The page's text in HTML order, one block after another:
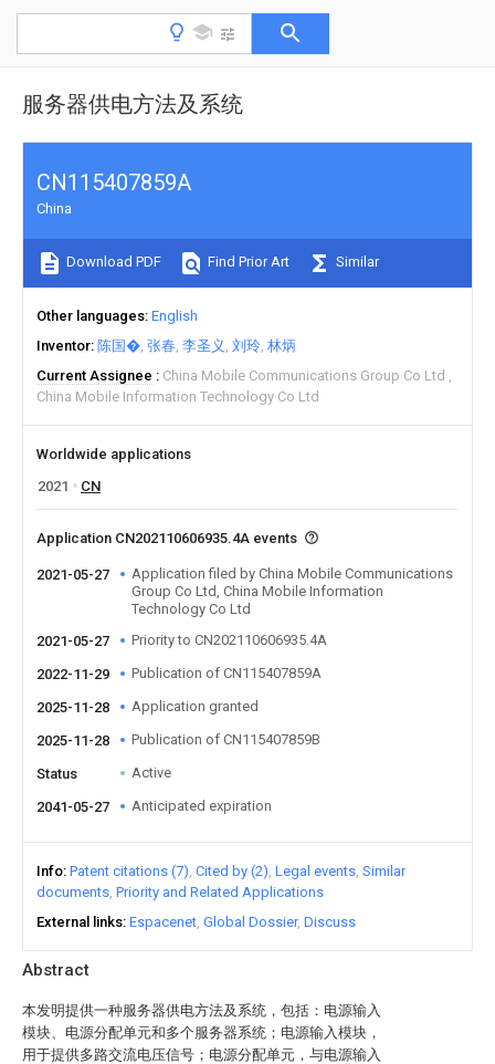
服务器供电方法及系统
Abstract
本发明提供一种服务器供电方法及系统，包括：电源输入
模块、电源分配单元和多个服务器系统；电源输入模块，
用于提供多路交流电压信号；电源分配单元，与电源输入
CN115407859A
China
Download PDF Find Prior Art Similar
Other languages English
Inventor 陈国� 张春 李圣义 刘玲 林炳
Current Assignee
China Mobile Communications Group Co Ltd
China Mobile Information Technology Co Ltd
Worldwide applications
2021
CN
Application CN202110606935.4A events
2021-05-27
Application filed by China Mobile Communications
Group Co Ltd, China Mobile Information
Technology Co Ltd
2021-05-27
Priority to CN202110606935.4A
2022-11-29 Publication of CN115407859A
2025-11-28 Application granted
2025-11-28 Publication of CN115407859B
Status Active
2041-05-27 Anticipated expiration
Info Patent citations (7) Cited by (2) Legal events Similar
documents Priority and Related Applications
External links Espacenet Global Dossier Discuss